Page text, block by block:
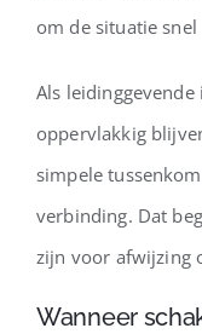
om de situatie
Als
oppervlakkig
simpele
verbinding. Dat
zijn voor afwijzing
Wanneer